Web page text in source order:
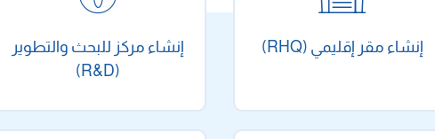
إنشاء مقر إقليمي (RHQ)
إنشاء مركز للبحث والتطوير
(R&D)